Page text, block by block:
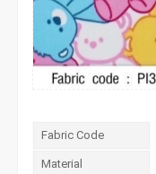
Fabric Code
Material